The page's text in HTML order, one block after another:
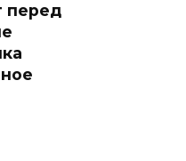
перед